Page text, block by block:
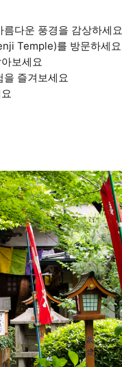
다운 풍경을 감상하세요
Temple)를 방문하세요
보세요
즐겨보세요